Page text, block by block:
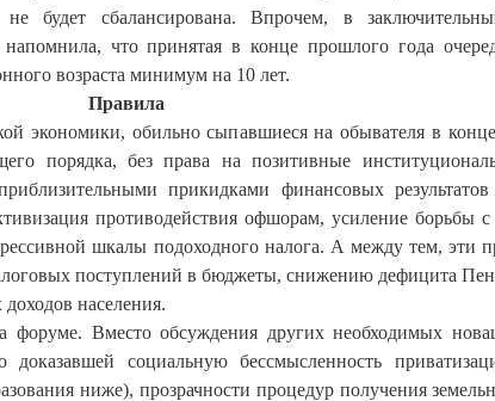
не будет сбалансирована. Впрочем, в
что принятая в конце прошлого года
возраста минимум на 10 лет.
Правила
экономики, обильно сыпавшиеся на обывателя в
порядка, без права на позитивные
прикидками финансовых
противодействия офшорам, усиление борьбы
шкалы подоходного налога. А между тем, эти
поступлений в бюджеты, снижению дефицита
населения.
Вместо обсуждения других необходимых
социальную бессмысленность
ниже), прозрачности процедур получения